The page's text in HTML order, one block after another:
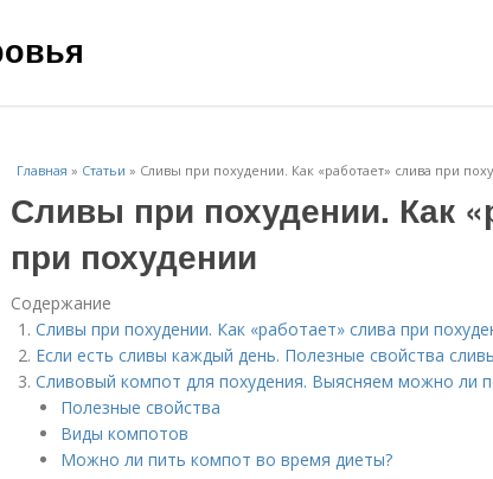
Главная » Статьи » Сливы при похудении. Как «работает» слива при
Сливы при похудении. Как
при похудении
Содержание
Сливы при похудении. Как «работает» слива при
Если есть сливы каждый день. Полезные свойства
Сливовый компот для похудения. Выясняем можно ли
Полезные свойства
Виды компотов
Можно ли пить компот во время диеты?